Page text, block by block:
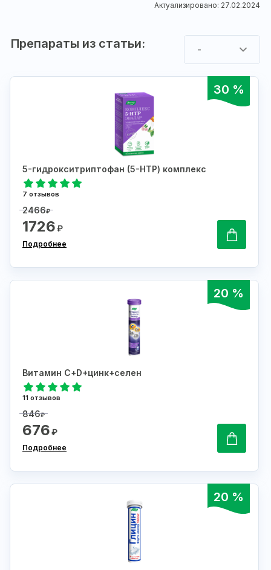
Актуализировано: 27.02.2024
Препараты из статьи: -
30 %
5-гидрокситриптофан (5-НТР) комплекс
7 отзывов
2466₽
1726₽
Подробнее
20 %
Витамин С+D+цинк+селен
11 отзывов
846₽
676₽
Подробнее
20 %